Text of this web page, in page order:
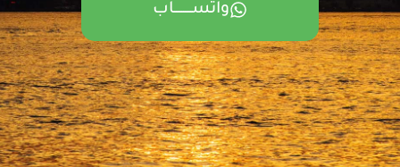
واتســــــــــاب